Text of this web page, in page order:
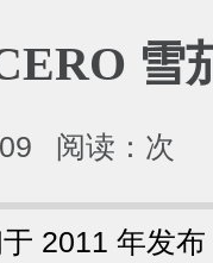
雪
阅读： 次
2011 年发